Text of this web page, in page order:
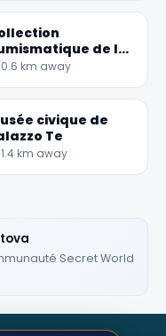
William G
de la
0.6 km away
civique de
Te
1.4 km away
Secret World